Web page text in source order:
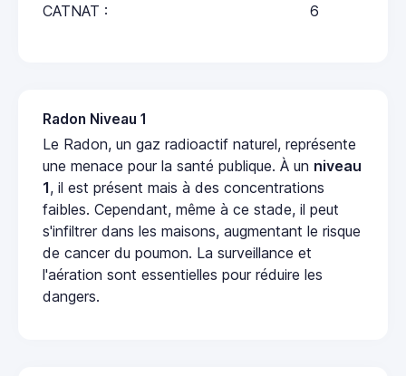
CATNAT : 6
Radon Niveau 1
Le Radon, un gaz radioactif naturel, représente
une menace pour la santé publique. À un niveau
1, il est présent mais à des concentrations
faibles. Cependant, même à ce stade, il peut
s'infiltrer dans les maisons, augmentant le risque
de cancer du poumon. La surveillance et
l'aération sont essentielles pour réduire les
dangers.